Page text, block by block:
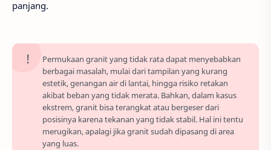
panjang.
Permukaan granit yang tidak rata dapat menyebabkan
berbagai masalah, mulai dari tampilan yang kurang
estetik, genangan air di lantai, hingga risiko retakan
akibat beban yang tidak merata. Bahkan, dalam kasus
ekstrem, granit bisa terangkat atau bergeser dari
posisinya karena tekanan yang tidak stabil. Hal ini tentu
merugikan, apalagi jika granit sudah dipasang di area
yang luas.